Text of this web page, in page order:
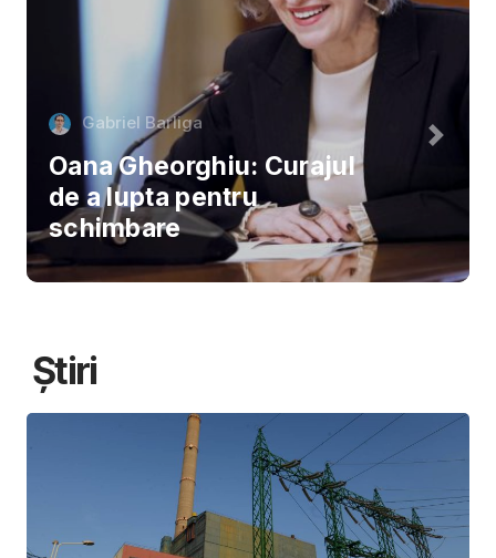
Gabriel Barliga
Oana Gheorghiu: Curajul
de a lupta pentru
schimbare
Știri